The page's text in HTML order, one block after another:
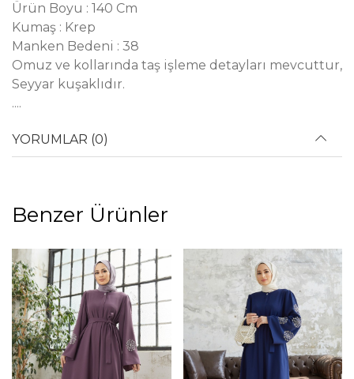
Ürün Boyu : 140 Cm
Kumaş : Krep
Manken Bedeni : 38
Omuz ve kollarında taş işleme detayları mevcuttur,
Seyyar kuşaklıdır.
....
YORUMLAR (0)
Benzer Ürünler